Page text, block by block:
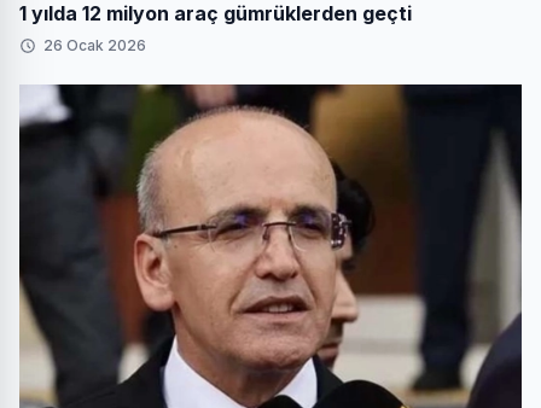
1 yılda 12 milyon araç gümrüklerden geçti
26 Ocak 2026